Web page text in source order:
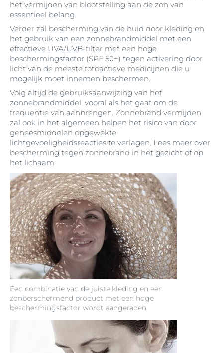
Een combinatie van de juiste kleding en een
zonberschermend product met een hoge
beschermingsfactor wordt aangeraden.
het vermijden van blootstelling aan de zon van
essentieel belang.
Verder zal bescherming van de huid door kleding en
het gebruik van een zonnebrandmiddel met een
effectieve UVA/UVB-filter met een hoge
beschermingsfactor (SPF 50+) tegen activering door
licht van de meeste fotoactieve medicijnen die u
mogelijk moet innemen beschermen.
Volg altijd de gebruiksaanwijzing van het
zonnebrandmiddel, vooral als het gaat om de
frequentie van aanbrengen. Zonnebrand vermijden
zal ook in het algemeen helpen het risico van door
geneesmiddelen opgewekte
lichtgevoeligheidsreacties te verlagen. Lees meer over
bescherming tegen zonnebrand in het gezicht of op
het lichaam.